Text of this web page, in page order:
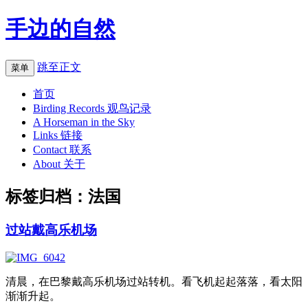
手边的自然
菜单 跳至正文
首页
Birding Records 观鸟记录
A Horseman in the Sky
Links 链接
Contact 联系
About 关于
标签归档： 法国
过站戴高乐机场
清晨，在巴黎戴高乐机场过站转机。看飞机起起落落，看太阳
渐渐升起。